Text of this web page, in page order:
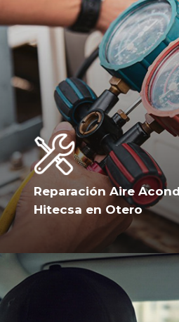
Reparación Aire
Hitecsa en Otero